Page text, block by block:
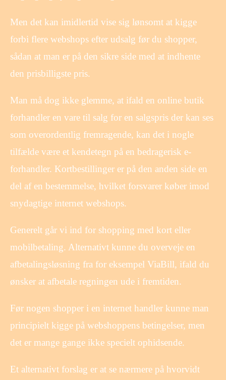
Men det kan imidlertid vise sig lønsomt at kigge
forbi flere webshops efter udsalg før du shopper,
sådan at man er på den sikre side med at indhente
den prisbilligste pris.
Man må dog ikke glemme, at ifald en online butik
forhandler en vare til salg for en salgspris der kan ses
som overordentlig fremragende, kan det i nogle
tilfælde være et kendetegn på en bedragerisk e-
forhandler. Kortbestillinger er på den anden side en
del af en bestemmelse, hvilket forsvarer køber imod
snydagtige internet webshops.
Generelt går vi ind for shopping med kort eller
mobilbetaling. Alternativt kunne du overveje en
afbetalingsløsning fra for eksempel ViaBill, ifald du
ønsker at afbetale regningen ude i fremtiden.
Før nogen shopper i en internet handler kunne man
principielt kigge på webshoppens betingelser, men
det er mange gange ikke specielt ophidsende.
Et alternativt forslag er at se nærmere på hvorvidt